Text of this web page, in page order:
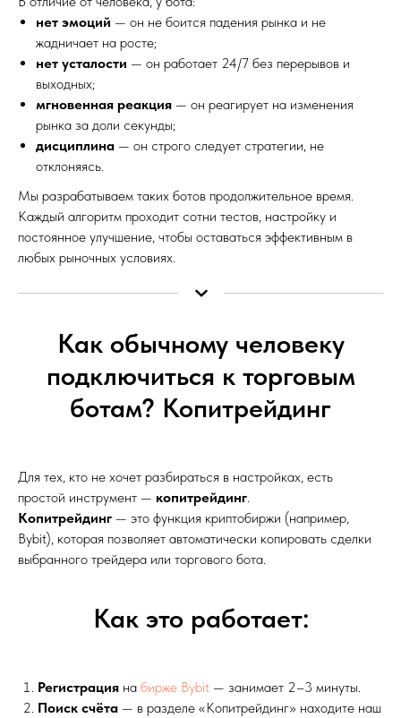
нет эмоций — он не боится падения рынка и не
жадничает на росте;
нет усталости — он работает 24/7 без перерывов и
выходных;
мгновенная реакция — он реагирует на изменения
рынка за доли секунды;
дисциплина — он строго следует стратегии, не
отклоняясь.
Мы разрабатываем таких ботов продолжительное время.
Каждый алгоритм проходит сотни тестов, настройку и
постоянное улучшение, чтобы оставаться эффективным в
любых рыночных условиях.
Как обычному человеку
подключиться к торговым
ботам? Копитрейдинг
Для тех, кто не хочет разбираться в настройках, есть
простой инструмент — копитрейдинг.
Копитрейдинг — это функция криптобиржи (например,
Bybit), которая позволяет автоматически копировать сделки
выбранного трейдера или торгового бота.
Как это работает:
Регистрация на бирже Bybit — занимает 2–3 минуты.
Поиск счёта — в разделе «Копитрейдинг» находите наш